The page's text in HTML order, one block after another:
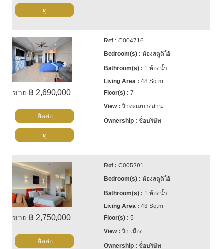
ดู
ขาย ฿ 2,690,000
C004716
ห้องสตูดิโอ้
1 ห้องน้ำ
48 Sq.m
7
วิวทะเลบางส่วน
ชื่อบริษัท
ติดต่อ
ดู
ขาย ฿ 2,750,000
C005291
ห้องสตูดิโอ้
1 ห้องน้ำ
48 Sq.m
5
วิว เมือง
ชื่อบริษัท
ติดต่อ